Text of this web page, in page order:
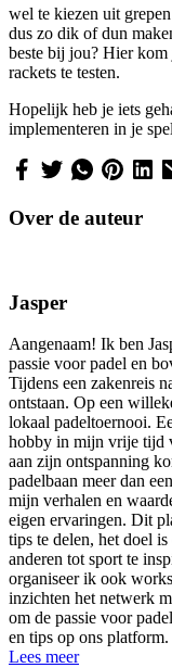
wel te kiezen uit
dus zo dik of dun
beste bij jou? Hier
rackets te testen.
Hopelijk heb je iets
implementeren in je
Over de auteur
Jasper
Aangenaam! Ik ben
passie voor padel en
Tijdens een zakenreis
ontstaan. Op een
lokaal padeltoernooi.
hobby in mijn vrije tijd
aan zijn ontspanning
padelbaan meer dan
mijn verhalen en
eigen ervaringen. Dit
tips te delen, het doel
anderen tot sport te
organiseer ik ook
inzichten het netwerk
om de passie voor
en tips op ons
Lees meer